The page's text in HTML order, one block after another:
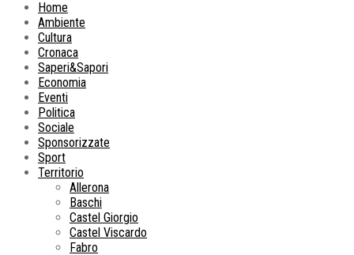
Home
Ambiente
Cultura
Cronaca
Saperi&Sapori
Economia
Eventi
Politica
Sociale
Sponsorizzate
Sport
Territorio
Allerona
Baschi
Castel Giorgio
Castel Viscardo
Fabro